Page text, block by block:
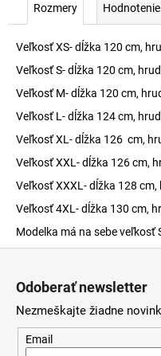
Rozmery
Veľkosť XS- dĺžka 120 cm,
Veľkosť S- dĺžka 120 cm,
Veľkosť M- dĺžka 120 cm,
Veľkosť L- dĺžka 124 cm,
Veľkosť XL- dĺžka 126 cm,
Veľkosť XXL- dĺžka 126 cm,
Veľkosť XXXL- dĺžka 128
Veľkosť 4XL- dĺžka 130 cm,
Modelka má na sebe veľkosť
Odoberať newsletter
Nezmeškajte žiadne
Email